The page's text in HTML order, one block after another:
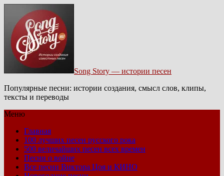
Song Story — истории песен
Популярные песни: истории создания, смысл слов, клипы,
тексты и переводы
Меню
Главная
100 лучших песен русского рока
500 величайших песен всех времен
Песни о войне
Все песни Виктора Цоя и КИНО